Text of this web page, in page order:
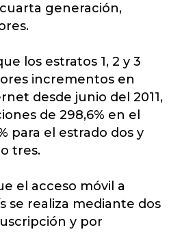
generación,
los estratos 1, 2 y 3
incrementos en
desde junio del 2011,
de 298,6% en el
para el estrado dos y
tres.
el acceso móvil a
se realiza mediante dos
y por